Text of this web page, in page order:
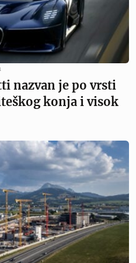
nazvan je po vrsti
konja i visok